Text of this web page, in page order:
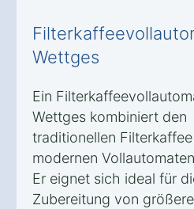
Wettges
Ein
Wettges kombiniert den
traditionellen
modernen
Er eignet sich ideal für
Zubereitung von